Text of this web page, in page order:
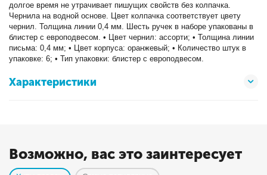
долгое время не утрачивает пишущих свойств без колпачка.
Чернила на водной основе. Цвет колпачка соответствует цвету
чернил. Толщина линии 0,4 мм. Шесть ручек в наборе упакованы в
блистер с европодвесом. • Цвет чернил: ассорти; • Толщина линии
письма: 0,4 мм; • Цвет корпуса: оранжевый; • Количество штук в
упаковке: 6; • Тип упаковки: блистер с европодвесом.
Характеристики
Возможно, вас это заинтересует